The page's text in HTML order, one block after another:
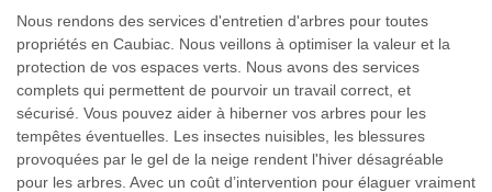
Nous rendons des services d'entretien d'arbres pour toutes
propriétés en Caubiac. Nous veillons à optimiser la valeur et la
protection de vos espaces verts. Nous avons des services
complets qui permettent de pourvoir un travail correct, et
sécurisé. Vous pouvez aider à hiberner vos arbres pour les
tempêtes éventuelles. Les insectes nuisibles, les blessures
provoquées par le gel de la neige rendent l'hiver désagréable
pour les arbres. Avec un coût d’intervention pour élaguer vraiment